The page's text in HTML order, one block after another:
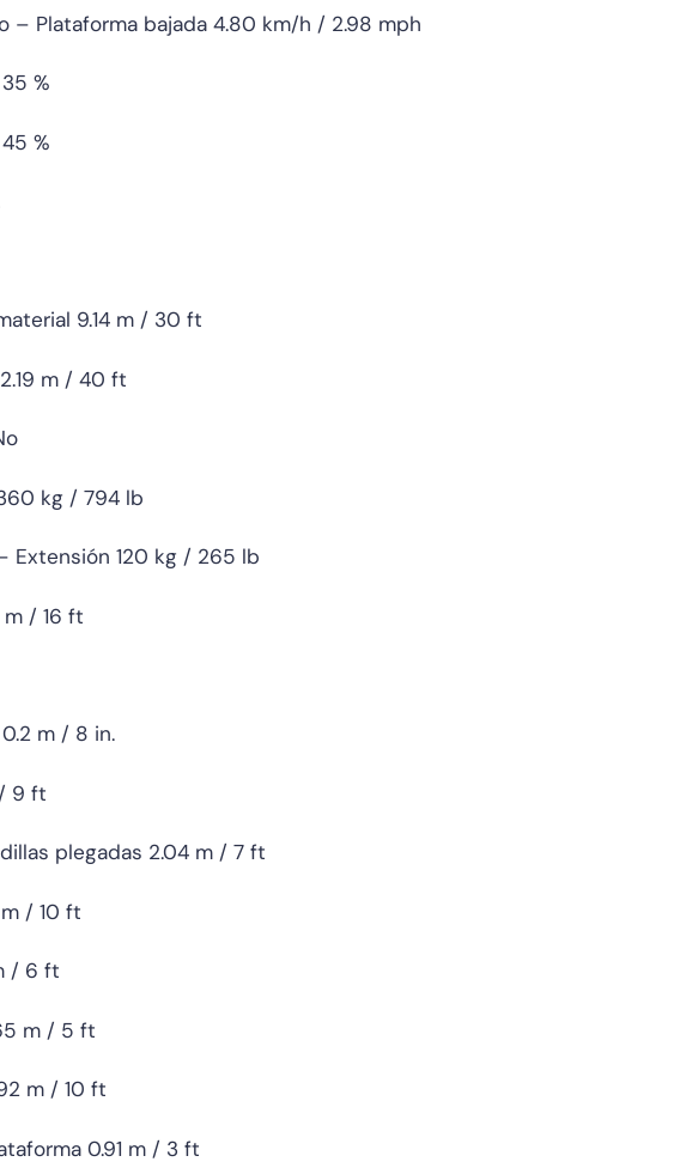
– Plataforma bajada 4.80 km/h / 2.98 mph
%
%
9.14 m / 30 ft
m / 40 ft
kg / 794 lb
Extensión 120 kg / 265 lb
/ 16 ft
m / 8 in.
9 ft
plegadas 2.04 m / 7 ft
/ 10 ft
/ 6 ft
m / 5 ft
m / 10 ft
0.91 m / 3 ft